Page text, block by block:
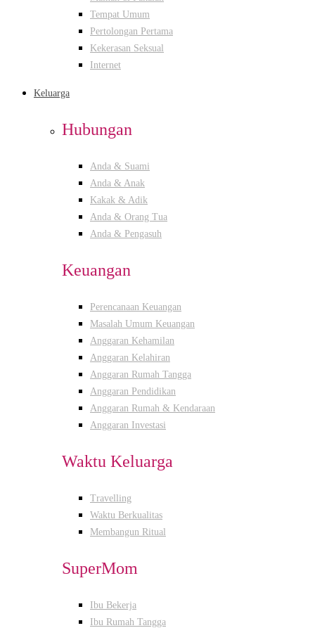
Tempat Umum
Pertolongan Pertama
Kekerasan Seksual
Internet
Keluarga
Hubungan
Anda & Suami
Anda & Anak
Kakak & Adik
Anda & Orang Tua
Anda & Pengasuh
Keuangan
Perencanaan Keuangan
Masalah Umum Keuangan
Anggaran Kehamilan
Anggaran Kelahiran
Anggaran Rumah Tangga
Anggaran Pendidikan
Anggaran Rumah & Kendaraan
Anggaran Investasi
Waktu Keluarga
Travelling
Waktu Berkualitas
Membangun Ritual
SuperMom
Ibu Bekerja
Ibu Rumah Tangga